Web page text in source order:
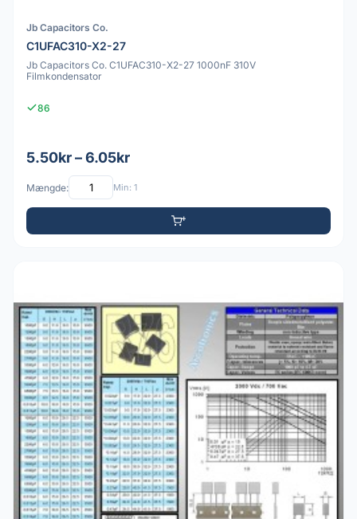
Jb Capacitors Co.
C1UFAC310-X2-27
Jb Capacitors Co. C1UFAC310-X2-27 1000nF 310V
Filmkondensator
86
5.50kr – 6.05kr
Mængde: Min: 1